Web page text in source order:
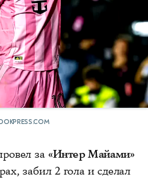
за «Интер Майами»
забил 2 гола и сделал